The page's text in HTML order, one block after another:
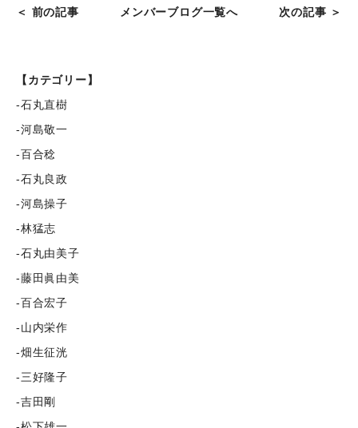
＜ 前の記事 メンバーブログ一覧へ 次の記事 ＞
【カテゴリー】
-石丸直樹
-河島敬一
-百合稔
-石丸良政
-河島操子
-林猛志
-石丸由美子
-藤田眞由美
-百合宏子
-山内栄作
-畑生征洸
-三好隆子
-吉田剛